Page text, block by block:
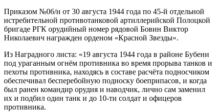
Приказом №06/н от 30 августа 1944 года по 45-й отдельной
истребительной противотанковой артиллерийской Полоцкой
бригаде РГК орудийный номер рядовой Бовин Виктор
Николаевич награжден орденом «Красной Звезды».
Из Наградного листа: «19 августа 1944 года в районе Бубени
под ураганным огнём противника во время прорыва танков и
пехоты противника, находясь в составе расчёта подносчиком
обеспечивал бесперебойную подноску боеприпасов, и когда
был ранен командир орудия и наводчик, лично сам заменил
их и подбил один танк и до 10-ти солдат и офицеров
противника.